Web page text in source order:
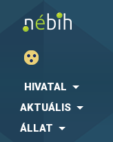
HIVATAL
AKTUÁLIS
ÁLLAT